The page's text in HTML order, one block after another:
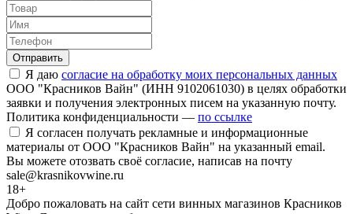
Отправить
Я даю согласие на обработку моих персональных данных
ООО "Красников Вайн" (ИНН 9102061030) в целях обработки
заявки и получения электронных писем на указанную почту.
Политика конфиденциальности — по ссылке
Я согласен получать рекламные и информационные
материалы от ООО "Красников Вайн" на указанный email.
Вы можете отозвать своё согласие, написав на почту
sale@krasnikovwine.ru
18+
Добро пожаловать на сайт сети винных магазинов Красников